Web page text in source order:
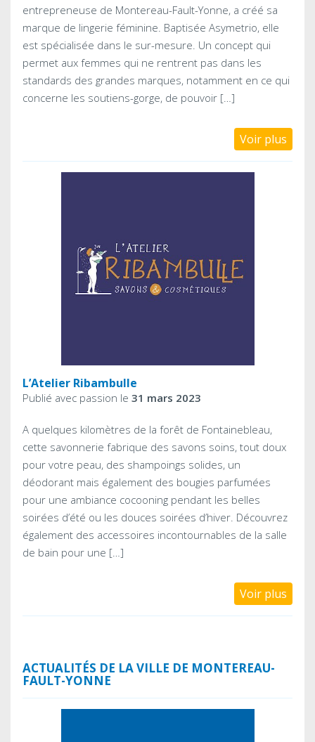
entrepreneuse de Montereau-Fault-Yonne, a créé sa
marque de lingerie féminine. Baptisée Asymetrio, elle
est spécialisée dans le sur-mesure. Un concept qui
permet aux femmes qui ne rentrent pas dans les
standards des grandes marques, notamment en ce qui
concerne les soutiens-gorge, de pouvoir […]
Voir plus
L’Atelier Ribambulle
Publié avec passion le 31 mars 2023
A quelques kilomètres de la forêt de Fontainebleau,
cette savonnerie fabrique des savons soins, tout doux
pour votre peau, des shampoings solides, un
déodorant mais également des bougies parfumées
pour une ambiance cocooning pendant les belles
soirées d’été ou les douces soirées d’hiver. Découvrez
également des accessoires incontournables de la salle
de bain pour une […]
Voir plus
ACTUALITÉS DE LA VILLE DE MONTEREAU-
FAULT-YONNE